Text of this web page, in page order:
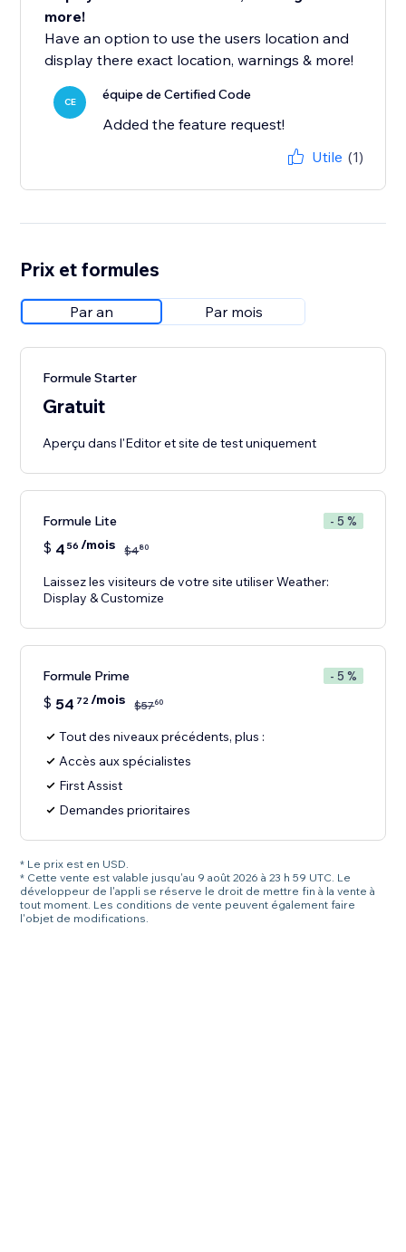
more!
Have an option to use the users location and
display there exact location, warnings & more!
CE équipe de Certified Code
Added the feature request!
Utile (1)
Prix et formules
Par an Par mois
Formule Starter
Gratuit
Aperçu dans l'Editor et site de test uniquement
Formule Lite - 5 %
$ 4 56 /mois $480
Laissez les visiteurs de votre site utiliser Weather:
Display & Customize
Formule Prime - 5 %
$ 54 72/mois $5760
Tout des niveaux précédents, plus :
Accès aux spécialistes
First Assist
Demandes prioritaires
* Le prix est en USD.
* Cette vente est valable jusqu'au 9 août 2026 à 23 h 59 UTC. Le
développeur de l'appli se réserve le droit de mettre fin à la vente à
tout moment. Les conditions de vente peuvent également faire
l'objet de modifications.